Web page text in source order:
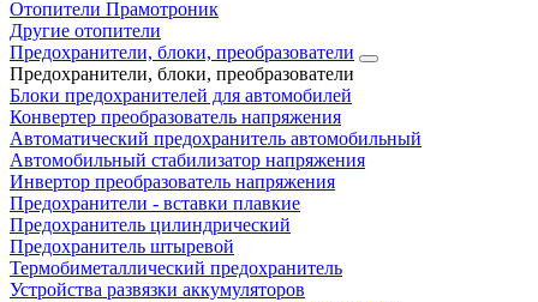
Отопители Прамотроник
Другие отопители
Предохранители, блоки, преобразователи
Предохранители, блоки, преобразователи
Блоки предохранителей для автомобилей
Конвертер преобразователь напряжения
Автоматический предохранитель автомобильный
Автомобильный стабилизатор напряжения
Инвертор преобразователь напряжения
Предохранители - вставки плавкие
Предохранитель цилиндрический
Предохранитель штыревой
Термобиметаллический предохранитель
Устройства развязки аккумуляторов